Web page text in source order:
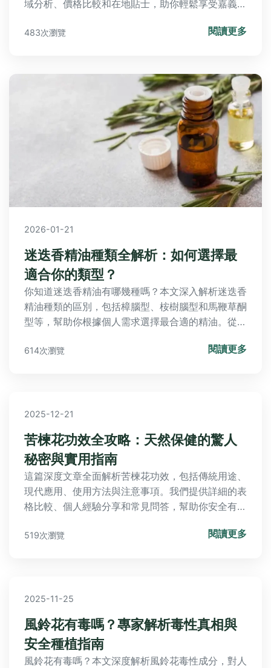
域分析、價格比較和在地貼士，助你輕鬆享受嘉義之
483次瀏覽 閱讀更多
2026-01-21
迷迭香精油種類全解析：如何選擇最
適合你的類型？
你知道迷迭香精油有哪幾種嗎？本文深入解析迷迭香
精油種類的區別，包括樟腦型、桉樹腦型和馬鞭草酮
型等，幫助你根據個人需求選擇最合適的精油。從功
你的精油使用體驗。
614次瀏覽 閱讀更多
2025-12-21
苦楝花功效全攻略：天然保健的驚人
秘密與實用指南
這篇深度文章全面解析苦楝花功效，包括傳統用途、
現代應用、使用方法與注意事項。我們提供詳細的表
格比較、個人經驗分享和常見問答，幫助你安全有效
有實用資訊，解決你的疑惑。
519次瀏覽 閱讀更多
2025-11-25
風鈴花有毒嗎？專家解析毒性真相與
安全種植指南
風鈴花有毒嗎？本文深度解析風鈴花毒性成分，對人